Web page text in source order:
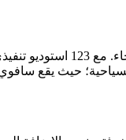
حيث يقع